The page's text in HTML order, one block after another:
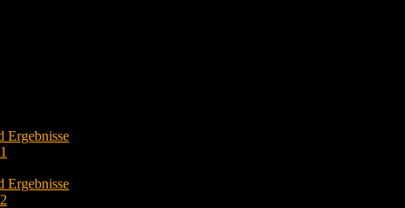
Ergebnisse
Ergebnisse